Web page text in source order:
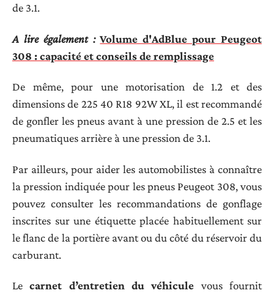
de 3.1.
A lire également : Volume d'AdBlue pour Peugeot
308 : capacité et conseils de remplissage
De même, pour une motorisation de 1.2 et des
dimensions de 225 40 R18 92W XL, il est recommandé
de gonfler les pneus avant à une pression de 2.5 et les
pneumatiques arrière à une pression de 3.1.
Par ailleurs, pour aider les automobilistes à connaître
la pression indiquée pour les pneus Peugeot 308, vous
pouvez consulter les recommandations de gonflage
inscrites sur une étiquette placée habituellement sur
le flanc de la portière avant ou du côté du réservoir du
carburant.
Lecarnet d’entretien du véhicule vous fournit